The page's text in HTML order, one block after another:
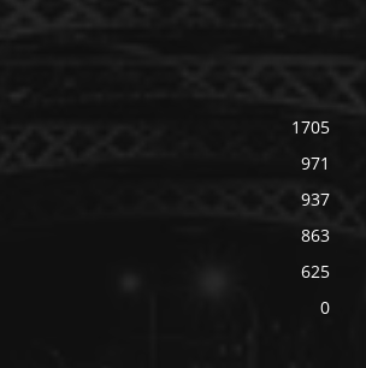
1705
971
937
863
625
0